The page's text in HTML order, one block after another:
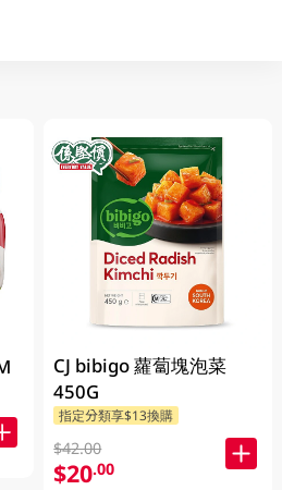
CJ bibigo 蘿蔔塊泡菜
450G
指定分類享$13換購
$42.00
$20.00